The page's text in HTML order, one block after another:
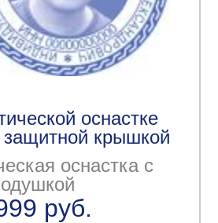
оснастке
защитной крышкой
оснастка с
руб.